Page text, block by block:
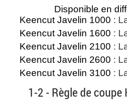
Disponible en
Keencut Javelin 1000 :
Keencut Javelin 1600 :
Keencut Javelin 2100 :
Keencut Javelin 2600 :
Keencut Javelin 3100 :
1-2 - Règle de